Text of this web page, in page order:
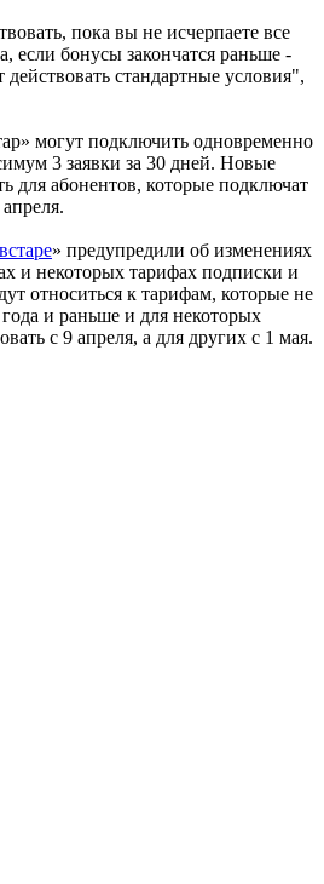
пока вы не исчерпаете все
если бонусы закончатся раньше -
действовать стандартные условия",
могут подключить одновременно
3 заявки за 30 дней. Новые
для абонентов, которые подключат
» предупредили об изменениях
и некоторых тарифах подписки и
относиться к тарифам, которые не
и раньше и для некоторых
с 9 апреля, а для других с 1 мая.